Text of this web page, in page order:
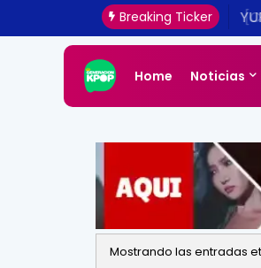
Breaking Ticker
Home Noticias
Mostrando las entradas